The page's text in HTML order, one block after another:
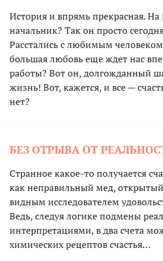
История и впрямь прекрасная. На
начальник? Так он просто
Расстались с любимым
большая любовь еще ждет нас
работы? Вот он, долгожданный
жизнь! Вот, кажется, и все —
нет?
БЕЗ ОТРЫВА ОТ
Странное какое-то получается
как неправильный мед,
видным исследователем
Ведь, следуя логике подмены
интерпретациями, в два счета
химических рецептов счастья…